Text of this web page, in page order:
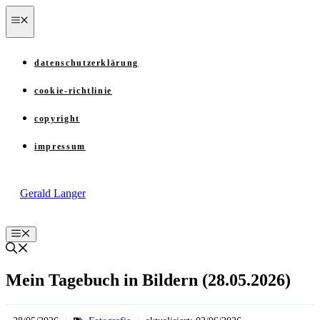
Zum
Inhalt
springen
datenschutzerklärung
cookie-richtlinie
copyright
impressum
Gerald Langer
Menü
Mein Tagebuch in Bildern (28.05.2026)